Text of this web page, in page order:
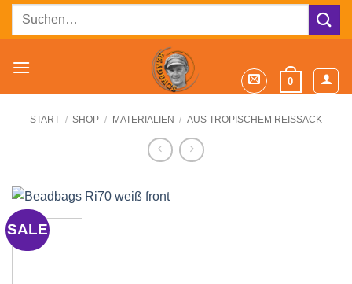
ZumSuchen
0
START / SHOP / MATERIALIEN / AUS TROPISCHEM REISSACK
SALE